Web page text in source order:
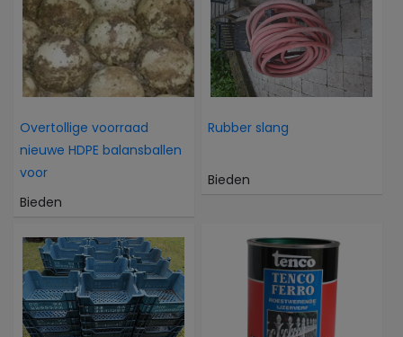
Overtollige voorraad
nieuwe HDPE balansballen
voor
Bieden
Rubber slang
Bieden